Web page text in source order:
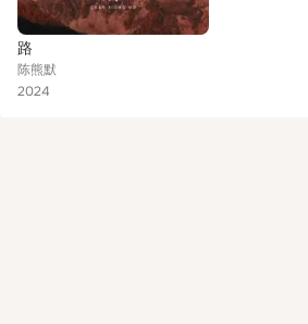
路
陈熊默
2024